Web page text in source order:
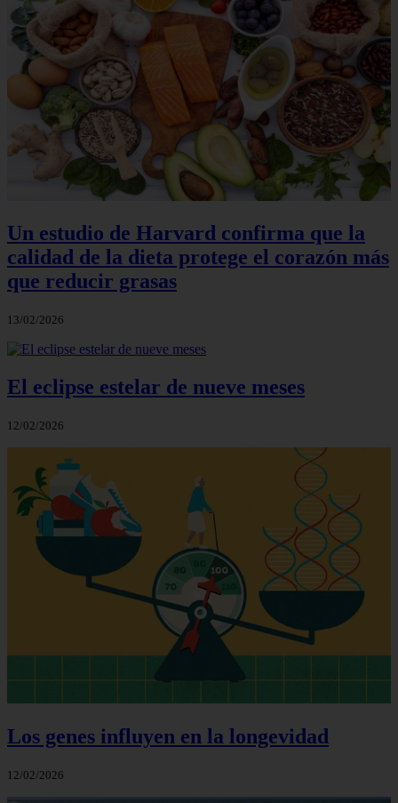
Un estudio de Harvard confirma que la
calidad de la dieta protege el corazón más
que reducir grasas
13/02/2026
El eclipse estelar de nueve meses
12/02/2026
Los genes influyen en la longevidad
12/02/2026